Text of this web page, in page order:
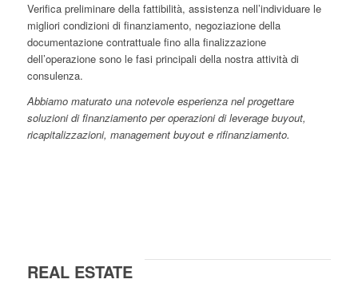
Verifica preliminare della fattibilità, assistenza nell’individuare le
migliori condizioni di finanziamento, negoziazione della
documentazione contrattuale fino alla finalizzazione
dell’operazione sono le fasi principali della nostra attività di
consulenza.
Abbiamo maturato una notevole esperienza nel progettare
soluzioni di finanziamento per operazioni di leverage buyout,
ricapitalizzazioni, management buyout e rifinanziamento.
REAL ESTATE